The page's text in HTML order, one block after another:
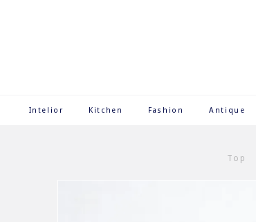
Intelior Kitchen Fashion Antique
Top